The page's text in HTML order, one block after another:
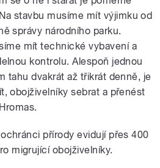
stavbu musíme mít výjimku od
správy národního parku.
mít technické vybavení a
kontrolu. Alespoň jednou
tahu dvakrát až třikrát denně, je
obojživelníky sebrat a přenést
přírody evidují přes 400
migrující obojživelníky.